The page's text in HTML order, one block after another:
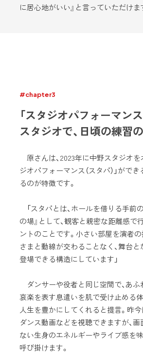
に居心地がいい』と言っていただけま
#chapter3
「スタジオパフォーマン
スタジオで、日頃の練習
原さんは、2023年に中野スタジオを
ジオパフォーマンス（スタパ）」がで
るのが特徴です。
「スタパとは、ホールを借りる手前
の場』として、観客と親密な距離感で
ントのことです。小さい部屋を演者
さまと動線が交わることなく、舞台
登場できる構造にしています」
ダンサーや役者と同じ空間で、あ
哀楽を表す息遣いを肌で受け止める体
人生を豊かにしてくれると提言。昨
ダンス動画などを視聴できますが、
ない生身のエネルギーやライブ感を
呼び掛けます。